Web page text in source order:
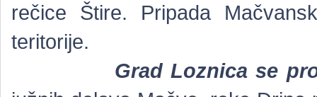
rečice Štire. Pripada
teritorije.
Grad Loznica se